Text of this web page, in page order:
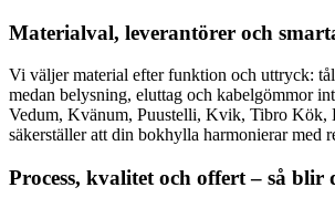
Materialval, leverantörer och
Vi väljer material efter funktion och uttryck:
medan belysning, eluttag och kabelgömmor
Vedum, Kvänum, Puustelli, Kvik, Tibro Kök,
säkerställer att din bokhylla harmonierar med
Process, kvalitet och offert – så